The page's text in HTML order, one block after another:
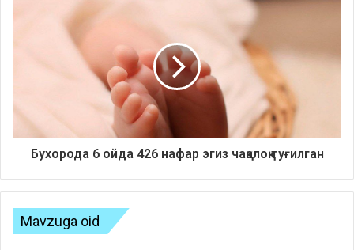
Бухорода 6 ойда 426 нафар эгиз чақалоқ туғилган
Mavzuga oid